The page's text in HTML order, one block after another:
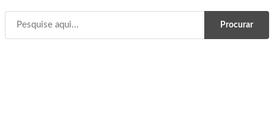
Procurar